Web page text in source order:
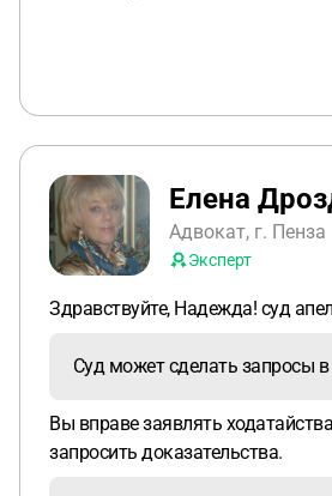
Елена
Адвокат, г. Пенза
Эксперт
Здравствуйте, Надежда! суд
Суд может сделать запросы
Вы вправе заявлять
запросить доказательства.